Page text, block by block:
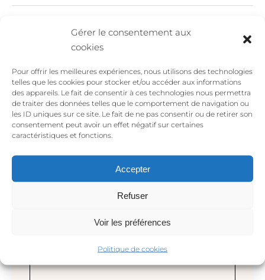
Gérer le consentement aux
cookies
Pour offrir les meilleures expériences, nous utilisons des technologies
telles que les cookies pour stocker et/ou accéder aux informations
des appareils. Le fait de consentir à ces technologies nous permettra
de traiter des données telles que le comportement de navigation ou
les ID uniques sur ce site. Le fait de ne pas consentir ou de retirer son
consentement peut avoir un effet négatif sur certaines
caractéristiques et fonctions.
Accepter
Refuser
Voir les préférences
Politique de cookies
Valoraciones
No hay valoraciones aún.
Sé el primero en valorar “APERTURA – collar
citrina oro”
Tu dirección de correo electrónico no será
marcados con*